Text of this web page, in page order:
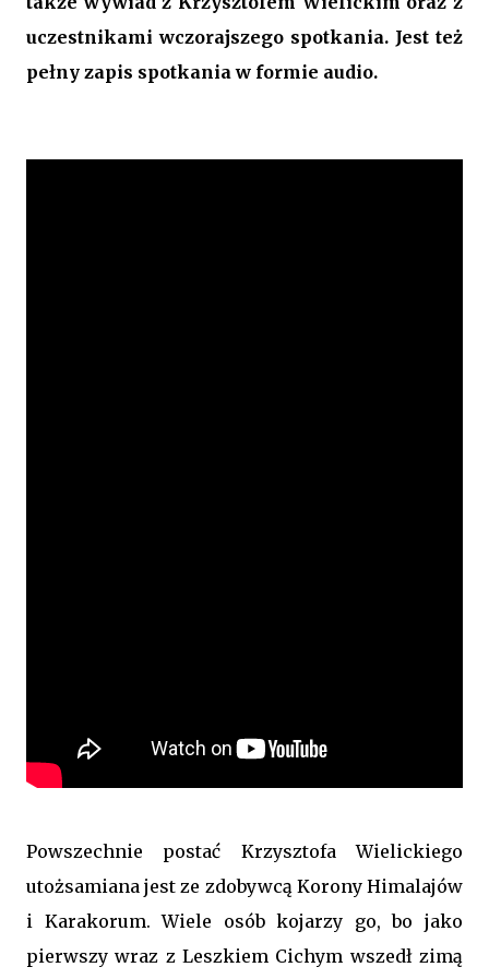
uczestnikami wczorajszego spotkania. Jest też
pełny zapis spotkania w formie audio.
Powszechnie postać Krzysztofa Wielickiego
utożsamiana jest ze zdobywcą Korony Himalajów
i Karakorum. Wiele osób kojarzy go, bo jako
pierwszy wraz z Leszkiem Cichym wszedł zimą